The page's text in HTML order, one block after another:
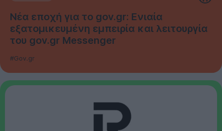
Νέα εποχή για το gov.gr: Ενιαία
εξατομικευμένη εμπειρία και λειτουργία
του gov.gr Messenger
#Gov.gr